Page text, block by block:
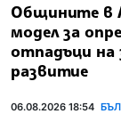
Общините в
модел за
отпадъци на
развитие
06.08.2026 18:54